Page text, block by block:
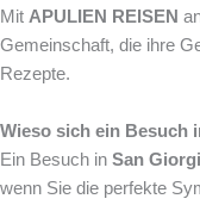
Mit APULIEN REISEN
Gemeinschaft, die ihre
Rezepte.
Wieso sich ein Besuch
Ein Besuch in San
wenn Sie die perfekte